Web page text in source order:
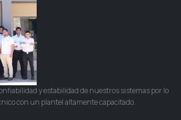
y estabilidad de nuestros sistemas por lo
con un plantel altamente capacitado.